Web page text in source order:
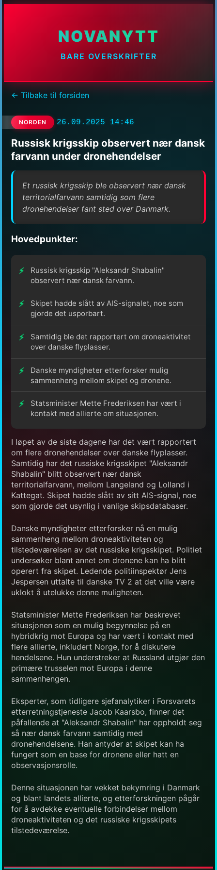
NOVANYTT
BARE OVERSKRIFTER
← Tilbake til forsiden
NORDEN 26.09.2025 14:46
Russisk krigsskip observert nær dansk
farvann under dronehendelser
Et russisk krigsskip ble observert nær dansk
territorialfarvann samtidig som flere
dronehendelser fant sted over Danmark.
Hovedpunkter:
Russisk krigsskip "Aleksandr Shabalin"
observert nær dansk farvann.
Skipet hadde slått av AIS-signalet, noe som
gjorde det usporbart.
Samtidig ble det rapportert om droneaktivitet
over danske flyplasser.
Danske myndigheter etterforsker mulig
sammenheng mellom skipet og dronene.
Statsminister Mette Frederiksen har vært i
kontakt med allierte om situasjonen.
I løpet av de siste dagene har det vært rapportert
om flere dronehendelser over danske flyplasser.
Samtidig har det russiske krigsskipet "Aleksandr
Shabalin" blitt observert nær dansk
territorialfarvann, mellom Langeland og Lolland i
Kattegat. Skipet hadde slått av sitt AIS-signal, noe
som gjorde det usynlig i vanlige skipsdatabaser.
Danske myndigheter etterforsker nå en mulig
sammenheng mellom droneaktiviteten og
tilstedeværelsen av det russiske krigsskipet. Politiet
undersøker blant annet om dronene kan ha blitt
operert fra skipet. Ledende politiinspektør Jens
Jespersen uttalte til danske TV 2 at det ville være
uklokt å utelukke denne muligheten.
Statsminister Mette Frederiksen har beskrevet
situasjonen som en mulig begynnelse på en
hybridkrig mot Europa og har vært i kontakt med
flere allierte, inkludert Norge, for å diskutere
hendelsene. Hun understreker at Russland utgjør den
primære trusselen mot Europa i denne
sammenhengen.
Eksperter, som tidligere sjefanalytiker i Forsvarets
etterretningstjeneste Jacob Kaarsbo, finner det
påfallende at "Aleksandr Shabalin" har oppholdt seg
så nær dansk farvann samtidig med
dronehendelsene. Han antyder at skipet kan ha
fungert som en base for dronene eller hatt en
observasjonsrolle.
Denne situasjonen har vekket bekymring i Danmark
og blant landets allierte, og etterforskningen pågår
for å avdekke eventuelle forbindelser mellom
droneaktiviteten og det russiske krigsskipets
tilstedeværelse.